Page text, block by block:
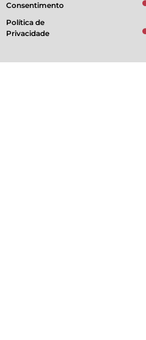
Consentimento
Política de
Privacidade